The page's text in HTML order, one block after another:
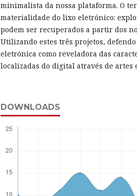
minimalista da nossa plataforma. O
materialidade do lixo eletrónico:
podem ser recuperados a partir dos
Utilizando estes três projetos,
eletrónica como reveladora das
localizadas do digital através de artes
DOWNLOADS